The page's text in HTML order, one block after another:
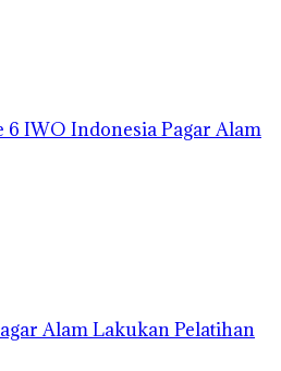
6 IWO Indonesia Pagar Alam
Alam Lakukan Pelatihan